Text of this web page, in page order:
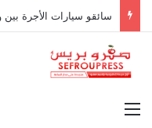
القائمة